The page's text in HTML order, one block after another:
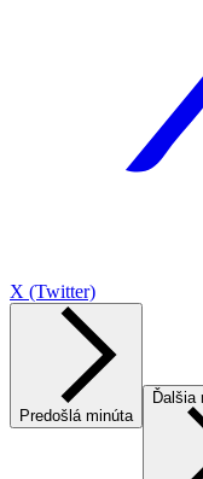
X (Twitter)
Predošlá minúta
Ďalšia